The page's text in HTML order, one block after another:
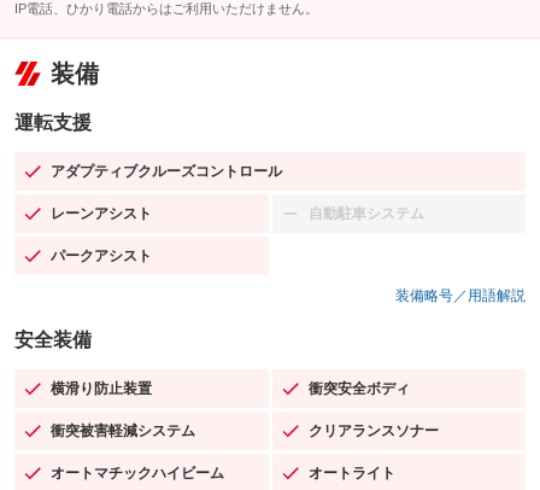
IP電話、ひかり電話からはご利用いただけません。
装備
運転支援
アダプティブクルーズコントロール
：装備あり
レーンアシスト
：装備あり 自動駐車システム
：装備なし
パークアシスト
：装備あり
装備略号／用語解説
安全装備
横滑り防止装置
：装備あり 衝突安全ボディ
：装備あり
衝突被害軽減システム
：装備あり クリアランスソナー
：装備あり
オートマチックハイビーム
：装備あり オートライト
：装備あり